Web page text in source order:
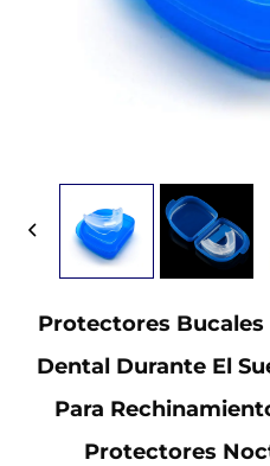
Protectores
Dental Durante El
Para
Protectores